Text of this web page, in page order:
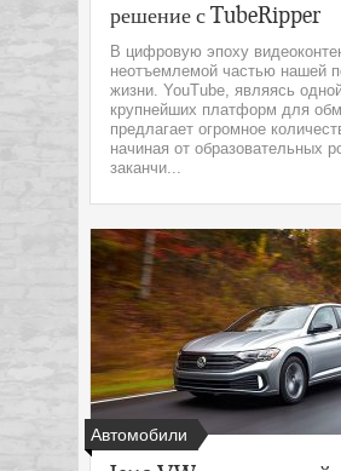
решение с TubeRipper
В цифровую эпоху
неотъемлемой частью нашей
жизни. YouTube, являясь
крупнейших платформ для
предлагает огромное
начиная от образовательных
заканчи...
Автомобили